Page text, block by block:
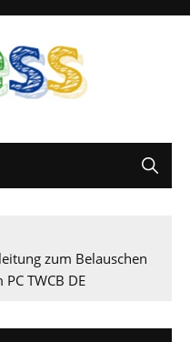
zum Belauschen
TWCB DE